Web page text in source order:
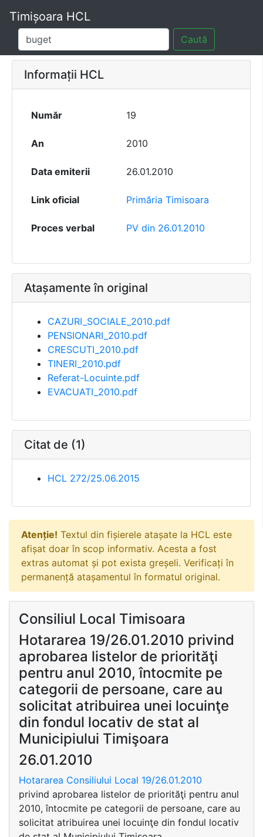
Timișoara HCL
Caută
Informații HCL
Număr 19
An 2010
Data emiterii 26.01.2010
Link oficial Primăria Timisoara
Proces verbal PV din 26.01.2010
Atașamente în original
CAZURI_SOCIALE_2010.pdf
PENSIONARI_2010.pdf
CRESCUTI_2010.pdf
TINERI_2010.pdf
Referat-Locuinte.pdf
EVACUATI_2010.pdf
Citat de (1)
HCL 272/25.06.2015
Atenție! Textul din fișierele atașate la HCL este
afișat doar în scop informativ. Acesta a fost
extras automat și pot exista greșeli. Verificați în
permanență atașamentul în formatul original.
Consiliul Local Timisoara
Hotararea 19/26.01.2010 privind
aprobarea listelor de priorităţi
pentru anul 2010, întocmite pe
categorii de persoane, care au
solicitat atribuirea unei locuinţe
din fondul locativ de stat al
Municipiului Timişoara
26.01.2010
Hotararea Consiliului Local 19/26.01.2010
privind aprobarea listelor de priorităţi pentru anul
2010, întocmite pe categorii de persoane, care au
solicitat atribuirea unei locuinţe din fondul locativ